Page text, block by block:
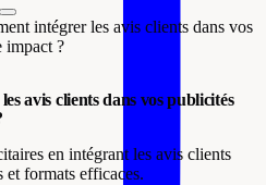
intégrer les avis clients dans vos
impact ?
avis clients dans vos publicités
en intégrant les avis clients
et formats efficaces.